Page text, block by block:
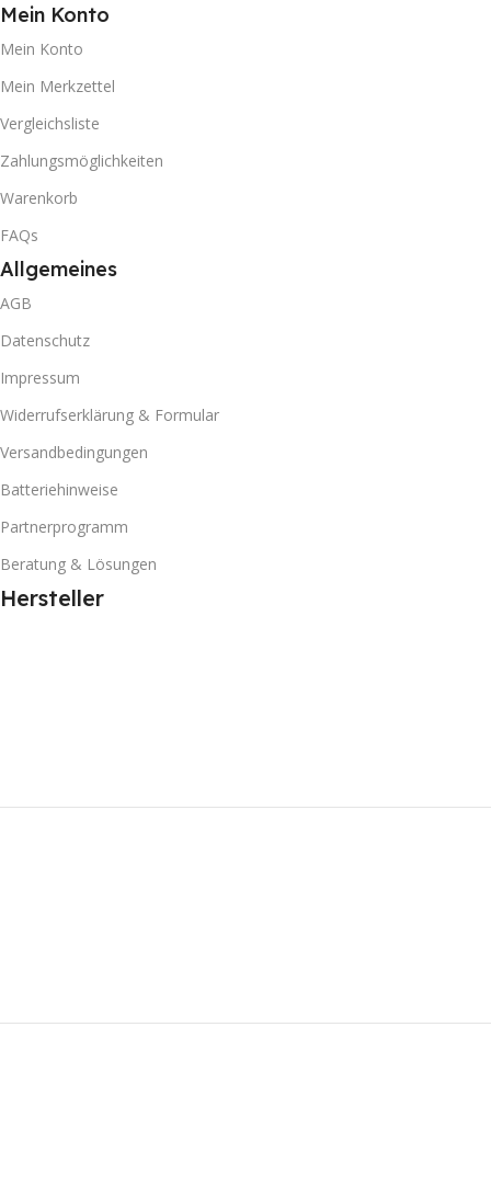
Mein Konto
Mein Konto
Mein Merkzettel
Vergleichsliste
Zahlungsmöglichkeiten
Warenkorb
FAQs
Allgemeines
AGB
Datenschutz
Impressum
Widerrufserklärung & Formular
Versandbedingungen
Batteriehinweise
Partnerprogramm
Beratung & Lösungen
Hersteller